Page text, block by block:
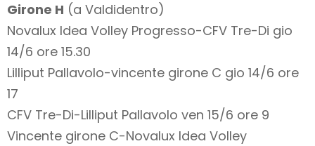
Girone H (a Valdidentro)
Novalux Idea Volley Progresso-CFV Tre-Di gio
14/6 ore 15.30
Lilliput Pallavolo-vincente girone C gio 14/6 ore
17
CFV Tre-Di-Lilliput Pallavolo ven 15/6 ore 9
Vincente girone C-Novalux Idea Volley